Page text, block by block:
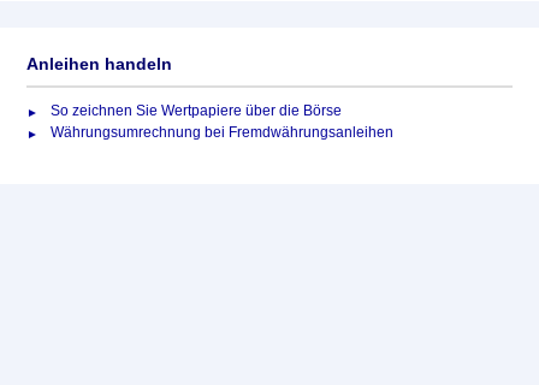
Anleihen handeln
So zeichnen Sie Wertpapiere über die Börse
Währungsumrechnung bei Fremdwährungsanleihen